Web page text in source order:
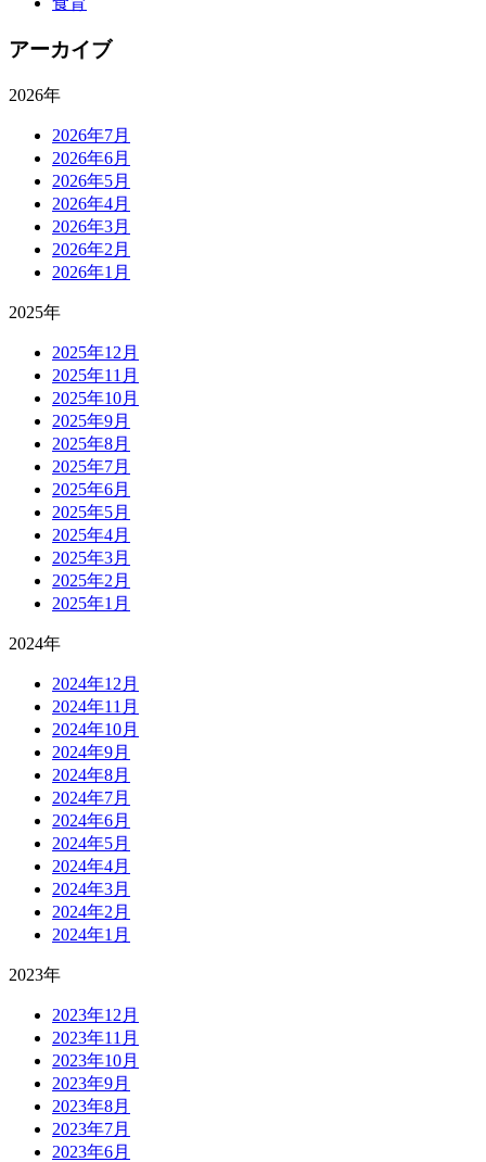
アーカイブ
2026年
2026年7月
2026年6月
2026年5月
2026年4月
2026年3月
2026年2月
2026年1月
2025年
2025年12月
2025年11月
2025年10月
2025年9月
2025年8月
2025年7月
2025年6月
2025年5月
2025年4月
2025年3月
2025年2月
2025年1月
2024年
2024年12月
2024年11月
2024年10月
2024年9月
2024年8月
2024年7月
2024年6月
2024年5月
2024年4月
2024年3月
2024年2月
2024年1月
2023年
2023年12月
2023年11月
2023年10月
2023年9月
2023年8月
2023年7月
2023年6月